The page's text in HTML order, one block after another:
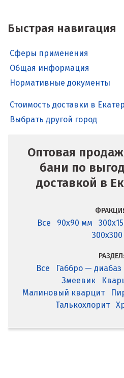
Быстрая навигация
Сферы применения
Общая информация
Нормативные документы
Выбрать другой город
Оптовая
бани по
доставкой в
Все 90x90 мм
РАЗДЕЛ:
Все Габбро — диабаз
Змеевик
Малиновый кварцит
Талькохлорит